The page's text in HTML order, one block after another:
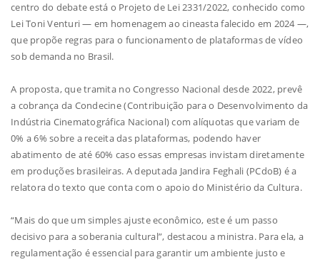
centro do debate está o Projeto de Lei 2331/2022, conhecido como
Lei Toni Venturi — em homenagem ao cineasta falecido em 2024 —,
que propõe regras para o funcionamento de plataformas de vídeo
sob demanda no Brasil.
A proposta, que tramita no Congresso Nacional desde 2022, prevê
a cobrança da Condecine (Contribuição para o Desenvolvimento da
Indústria Cinematográfica Nacional) com alíquotas que variam de
0% a 6% sobre a receita das plataformas, podendo haver
abatimento de até 60% caso essas empresas invistam diretamente
em produções brasileiras. A deputada Jandira Feghali (PCdoB) é a
relatora do texto que conta com o apoio do Ministério da Cultura.
“Mais do que um simples ajuste econômico, este é um passo
decisivo para a soberania cultural”, destacou a ministra. Para ela, a
regulamentação é essencial para garantir um ambiente justo e